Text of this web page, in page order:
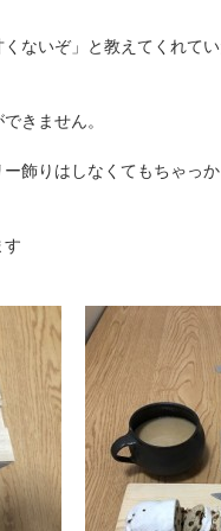
ないぞ」と教えてくれて
きません。
飾りはしなくてもちゃっ
す